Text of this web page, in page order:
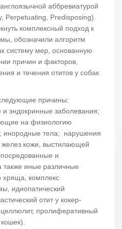
аббревиатурой
Perpetuating, Predisposing).
комплексный подход к
обозначили алгоритм
систему мер, основанную
причин и факторов,
и течения отитов у собак
причины:
эндокринные заболевания;
на физиологию
инородные тела; нарушения
кожи, выстилающей
и
также иные различные
хряща, комплекс
идиопатический
отит у кокер-
пролиферативный